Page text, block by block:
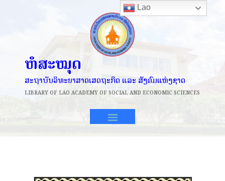
ຫໍສະໝຸດ
ສະຖາບັນວິທະຍາສາດເສດຖະກິດ ແລະ ສັງຄົມແຫ່ງຊາດ
LIBRARY OF LAO ACADEMY OF SOCIAL AND ECONOMIC SCIENCES
Lao